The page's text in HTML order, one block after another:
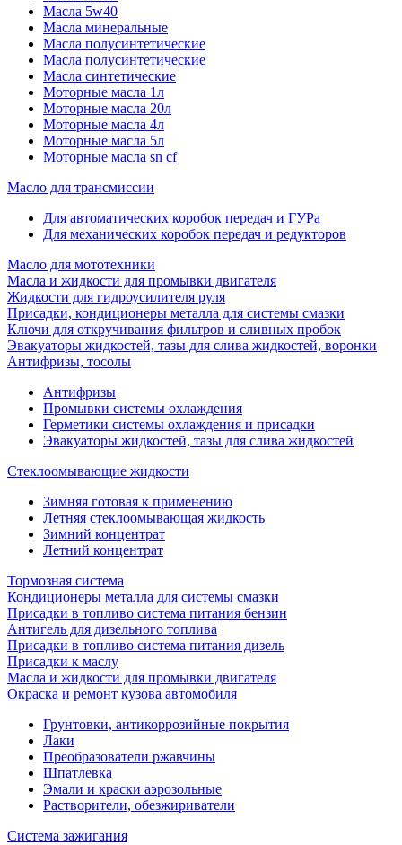
Масла 5w40
Масла минеральные
Масла полусинтетические
Масла полусинтетические
Масла синтетические
Моторные масла 1л
Моторные масла 20л
Моторные масла 4л
Моторные масла 5л
Моторные масла sn cf
Масло для трансмиссии
Для автоматических коробок передач и ГУРа
Для механических коробок передач и редукторов
Масло для мототехники
Масла и жидкости для промывки двигателя
Жидкости для гидроусилителя руля
Присадки, кондиционеры металла для системы смазки
Ключи для откручивания фильтров и сливных пробок
Эвакуаторы жидкостей, тазы для слива жидкостей, воронки
Антифризы, тосолы
Антифризы
Промывки системы охлаждения
Герметики системы охлаждения и присадки
Эвакуаторы жидкостей, тазы для слива жидкостей
Стеклоомывающие жидкости
Зимняя готовая к применению
Летняя стеклоомывающая жидкость
Зимний концентрат
Летний концентрат
Тормозная система
Кондиционеры металла для системы смазки
Присадки в топливо система питания бензин
Антигель для дизельного топлива
Присадки в топливо система питания дизель
Присадки к маслу
Масла и жидкости для промывки двигателя
Окраска и ремонт кузова автомобиля
Грунтовки, антикоррозийные покрытия
Лаки
Преобразователи ржавчины
Шпатлевка
Эмали и краски аэрозольные
Растворители, обезжириватели
Система зажигания